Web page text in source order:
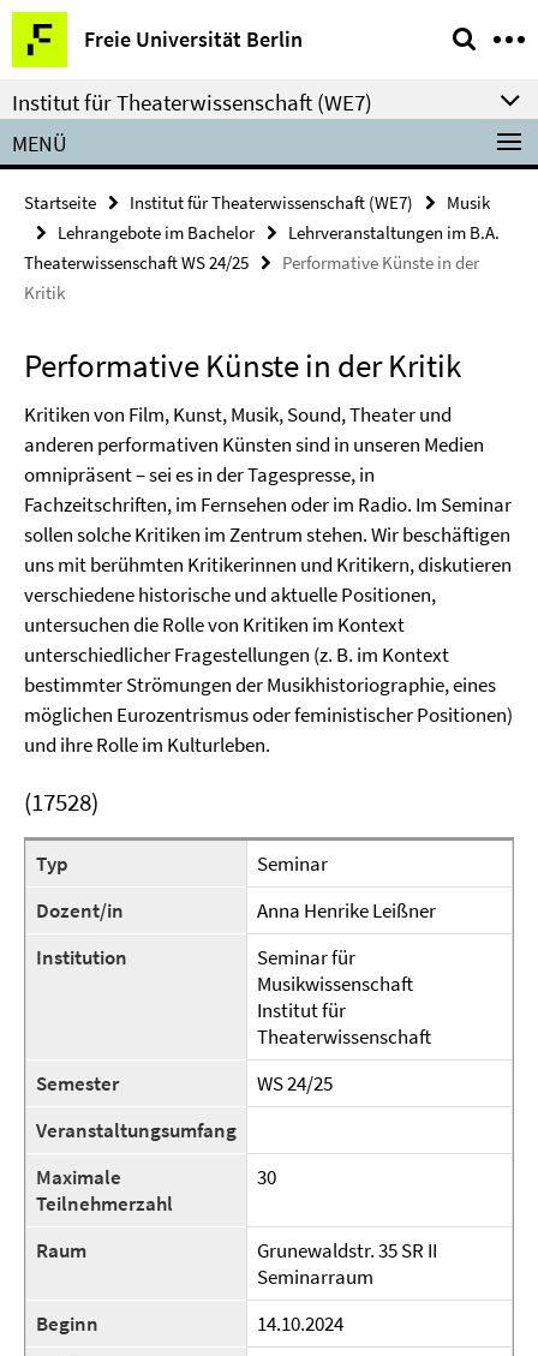
Springe
direkt
zu
Inhalt
Freie Universität Berlin
Service-
Navigation
Institut für Theaterwissenschaft (WE7)
MENÜ
Startseite Institut für Theaterwissenschaft (WE7)
Musik
Lehrangebote im Bachelor
Lehrveranstaltungen im B.A.
Theaterwissenschaft WS 24/25
Performative Künste in der
Kritik
Performative Künste in der Kritik
Kritiken von Film, Kunst, Musik, Sound, Theater und
anderen performativen Künsten sind in unseren Medien
omnipräsent – sei es in der Tagespresse, in
Fachzeitschriften, im Fernsehen oder im Radio. Im Seminar
sollen solche Kritiken im Zentrum stehen. Wir beschäftigen
uns mit berühmten Kritikerinnen und Kritikern, diskutieren
verschiedene historische und aktuelle Positionen,
untersuchen die Rolle von Kritiken im Kontext
unterschiedlicher Fragestellungen (z. B. im Kontext
bestimmter Strömungen der Musikhistoriographie, eines
möglichen Eurozentrismus oder feministischer Positionen)
und ihre Rolle im Kulturleben.
(17528)
Typ
Seminar
Dozent/in
Anna Henrike Leißner
Institution
Seminar für
Musikwissenschaft
Institut für
Theaterwissenschaft
Semester
WS 24/25
Veranstaltungsumfang
Maximale
Teilnehmerzahl
30
Raum
Grunewaldstr. 35 SR II
Seminarraum
Beginn
14.10.2024